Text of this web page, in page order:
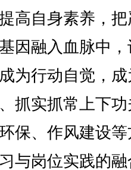
高自身素养，
因融入血脉中，
为行动自觉，
抓实抓常上下
保、作风建设
与岗位实践的